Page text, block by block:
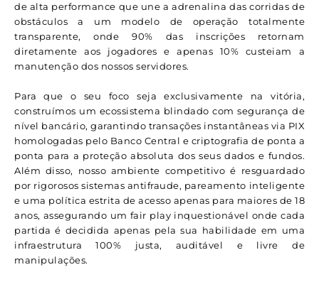
de alta performance que une a adrenalina das corridas de
obstáculos a um modelo de operação totalmente
transparente, onde 90% das inscrições retornam
diretamente aos jogadores e apenas 10% custeiam a
manutenção dos nossos servidores.
Para que o seu foco seja exclusivamente na vitória,
construímos um ecossistema blindado com segurança de
nível bancário, garantindo transações instantâneas via PIX
homologadas pelo Banco Central e criptografia de ponta a
ponta para a proteção absoluta dos seus dados e fundos.
Além disso, nosso ambiente competitivo é resguardado
por rigorosos sistemas antifraude, pareamento inteligente
e uma política estrita de acesso apenas para maiores de 18
anos, assegurando um fair play inquestionável onde cada
partida é decidida apenas pela sua habilidade em uma
infraestrutura 100% justa, auditável e livre de
manipulações.